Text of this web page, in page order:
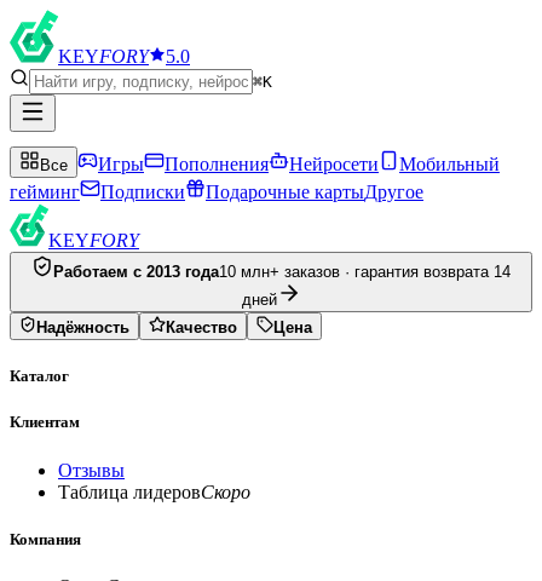
KEYFORY 5.0
⌘K
Все Игры Пополнения Нейросети
Мобильный
гейминг
Подписки Подарочные картыДругое
KEYFORY
Работаем с 2013 года10 млн+ заказов · гарантия возврата 14
дней
Надёжность
Качество Цена
Каталог
Клиентам
Отзывы
Таблица лидеровСкоро
Компания